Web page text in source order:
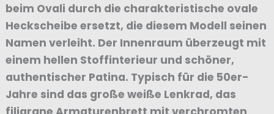
beim Ovali durch die charakteristische ovale
Heckscheibe ersetzt, die diesem Modell seinen
Namen verleiht. Der Innenraum überzeugt mit
einem hellen Stoffinterieur und schöner,
authentischer Patina. Typisch für die 50er-
Jahre sind das große weiße Lenkrad, das